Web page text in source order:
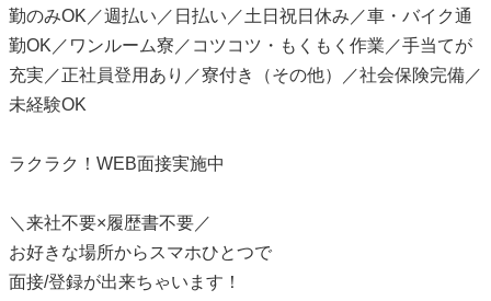
勤のみOK／週払い／日払い／土日祝日休み／車・バイク通
勤OK／ワンルーム寮／コツコツ・もくもく作業／手当てが
充実／正社員登用あり／寮付き（その他）／社会保険完備／
未経験OK
ラクラク！WEB面接実施中
＼来社不要×履歴書不要／
お好きな場所からスマホひとつで
面接/登録が出来ちゃいます！